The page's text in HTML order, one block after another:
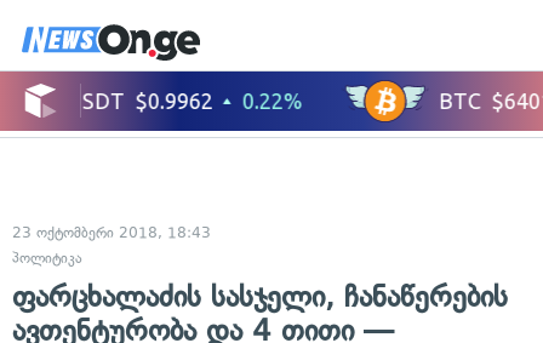
23 ოქტომბერი 2018, 18:43
პოლიტიკა
ფარცხალაძის სასჯელი, ჩანაწერების
ავთენტურობა და 4 თითი —